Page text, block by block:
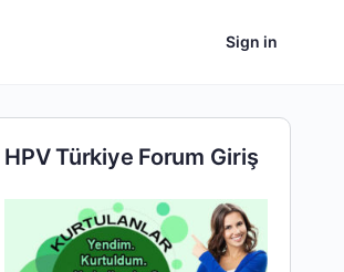
Sign in
HPV Türkiye Forum Giriş